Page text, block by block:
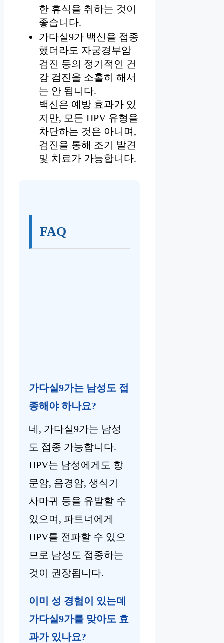
한 휴식을 취하는 것이
좋습니다.
가다실9가 백신을 접종
했더라도 자궁경부암
검진 등의 정기적인 건
강 검진을 소홀히 해서
는 안 됩니다.
백신은 예방 효과가 있
지만, 모든 HPV 유형을
차단하는 것은 아니며,
검진을 통해 조기 발견
및 치료가 가능합니다.
FAQ
가다실9가는 남성도 접
종해야 하나요?
네, 가다실9가는 남성
도 접종 가능합니다.
HPV는 남성에게도 항
문암, 음경암, 생식기
사마귀 등을 유발할 수
있으며, 파트너에게
HPV를 전파할 수 있으
므로 남성도 접종하는
것이 권장됩니다.
이미 성 경험이 있는데
가다실9가를 맞아도 효
과가 있나요?